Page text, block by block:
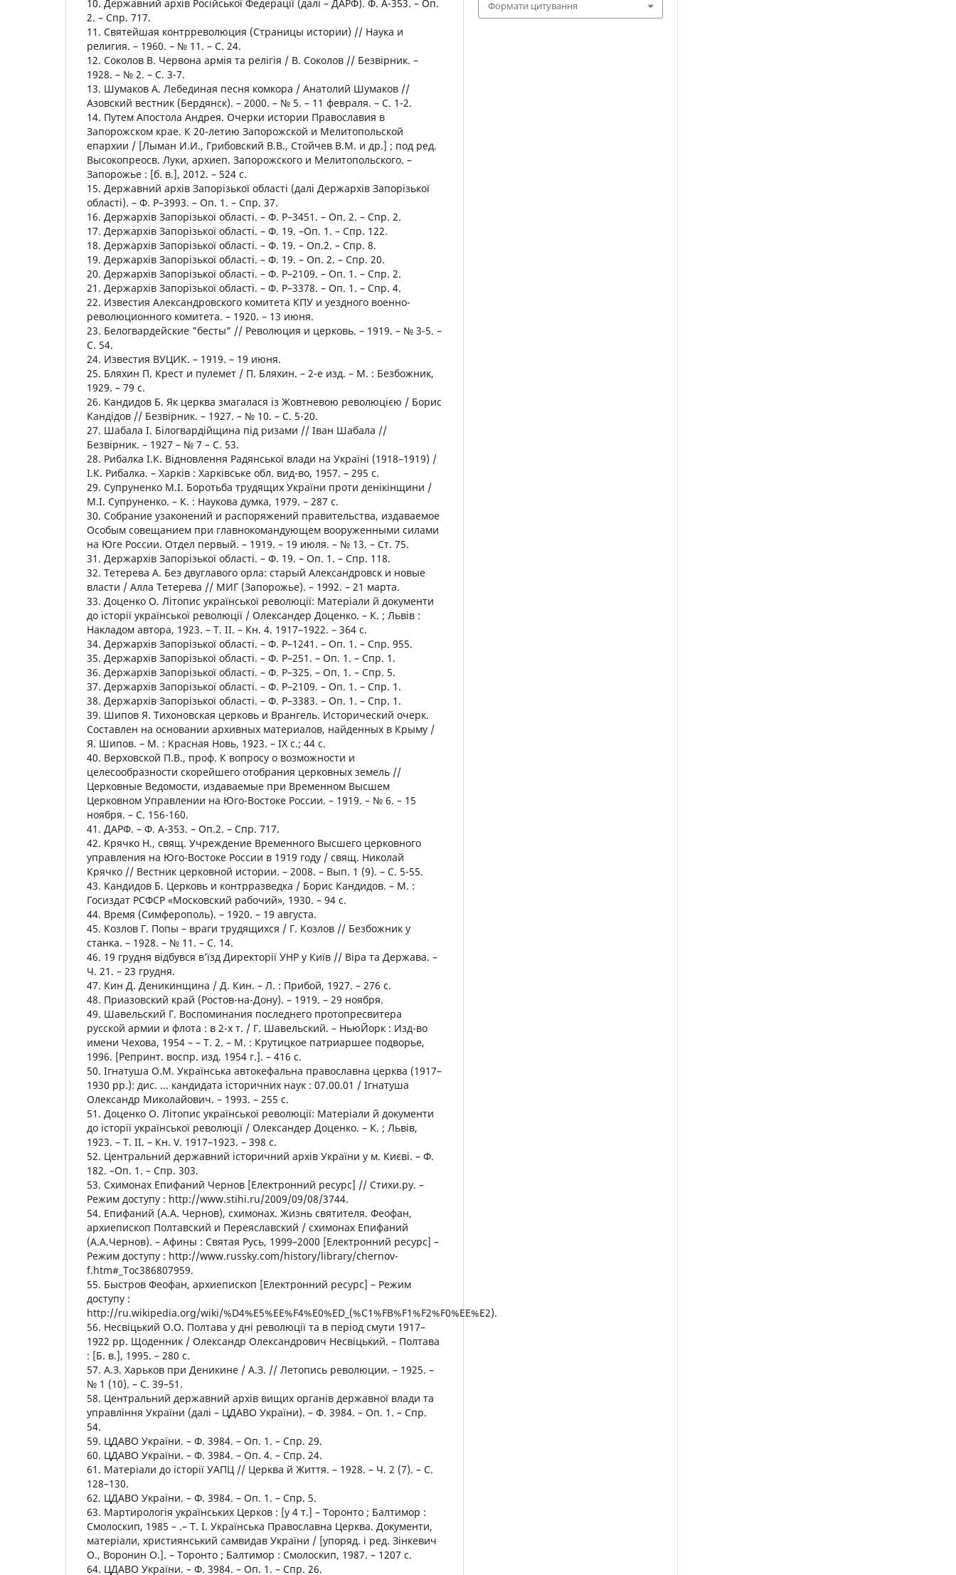
10. Державний архів Російської Федерації (далі – ДАРФ). Ф. А-353. – Оп.
2. – Спр. 717.
11. Святейшая контрреволюция (Страницы истории) // Наука и
религия. – 1960. – № 11. – С. 24.
12. Соколов В. Червона армія та релігія / В. Соколов // Безвірник. –
1928. – № 2. – С. 3-7.
13. Шумаков А. Лебединая песня комкора / Анатолий Шумаков //
Азовский вестник (Бердянск). – 2000. – № 5. – 11 февраля. – С. 1-2.
14. Путем Апостола Андрея. Очерки истории Православия в
Запорожском крае. К 20-летию Запорожской и Мелитопольской
епархии / [Лыман И.И., Грибовский В.В., Стойчев В.М. и др.] ; под ред.
Высокопреосв. Луки, архиеп. Запорожского и Мелитопольского. –
Запорожье : [б. в.], 2012. – 524 с.
15. Державний архів Запорізької області (далі Держархів Запорізької
області). – Ф. Р–3993. – Оп. 1. – Спр. 37.
16. Держархів Запорізької області. – Ф. Р–3451. – Оп. 2. – Спр. 2.
17. Держархів Запорізької області. – Ф. 19. –Оп. 1. – Спр. 122.
18. Держархів Запорізької області. – Ф. 19. – Оп.2. – Спр. 8.
19. Держархів Запорізької області. – Ф. 19. – Оп. 2. – Спр. 20.
20. Держархів Запорізької області. – Ф. Р–2109. – Оп. 1. – Спр. 2.
21. Держархів Запорізької області. – Ф. Р–3378. – Оп. 1. – Спр. 4.
22. Известия Александровского комитета КПУ и уездного военно-
революционного комитета. – 1920. – 13 июня.
23. Белогвардейские "бесты" // Революция и церковь. – 1919. – № 3-5. –
С. 54.
24. Известия ВУЦИК. – 1919. – 19 июня.
25. Бляхин П. Крест и пулемет / П. Бляхин. – 2-е изд. – М. : Безбожник,
1929. – 79 с.
26. Кандидов Б. Як церква змагалася із Жовтневою революцією / Борис
Кандідов // Безвірник. – 1927. – № 10. – С. 5-20.
27. Шабала І. Білогвардійщина під ризами // Іван Шабала //
Безвірник. – 1927 – № 7 – С. 53.
28. Рибалка І.К. Відновлення Радянської влади на Україні (1918–1919) /
І.К. Рибалка. – Харків : Харківське обл. вид-во, 1957. – 295 с.
29. Супруненко М.І. Боротьба трудящих України проти денікінщини /
М.І. Супруненко. – К. : Наукова думка, 1979. – 287 с.
30. Собрание узаконений и распоряжений правительства, издаваемое
Особым совещанием при главнокомандующем вооруженными силами
на Юге России. Отдел первый. – 1919. – 19 июля. – № 13. – Ст. 75.
31. Держархів Запорізької області. – Ф. 19. – Оп. 1. – Спр. 118.
32. Тетерева А. Без двуглавого орла: старый Александровск и новые
власти / Алла Тетерева // МИГ (Запорожье). – 1992. – 21 марта.
33. Доценко О. Літопис української революції: Матеріали й документи
до історії української революції / Олександер Доценко. – К. ; Львів :
Накладом автора, 1923. – Т. ІІ. – Кн. 4. 1917–1922. – 364 с.
34. Держархів Запорізької області. – Ф. Р–1241. – Оп. 1. – Спр. 955.
35. Держархів Запорізької області. – Ф. Р–251. – Оп. 1. – Спр. 1.
36. Держархів Запорізької області. – Ф. Р–325. – Оп. 1. – Спр. 5.
37. Держархів Запорізької області. – Ф. Р–2109. – Оп. 1. – Спр. 1.
38. Держархів Запорізької області. – Ф. Р–3383. – Оп. 1. – Спр. 1.
39. Шипов Я. Тихоновская церковь и Врангель. Исторический очерк.
Составлен на основании архивных материалов, найденных в Крыму /
Я. Шипов. – М. : Красная Новь, 1923. – ІХ с.; 44 с.
40. Верховской П.В., проф. К вопросу о возможности и
целесообразности скорейшего отобрания церковных земель //
Церковные Ведомости, издаваемые при Временном Высшем
Церковном Управлении на Юго-Востоке России. – 1919. – № 6. – 15
ноября. – С. 156-160.
41. ДАРФ. – Ф. А-353. – Оп.2. – Спр. 717.
42. Крячко Н., свящ. Учреждение Временного Высшего церковного
управления на Юго-Востоке России в 1919 году / свящ. Николай
Крячко // Вестник церковной истории. – 2008. – Вып. 1 (9). – С. 5-55.
43. Кандидов Б. Церковь и контрразведка / Борис Кандидов. – М. :
Госиздат РСФСР «Московский рабочий», 1930. – 94 с.
44. Время (Симферополь). – 1920. – 19 августа.
45. Козлов Г. Попы – враги трудящихся / Г. Козлов // Безбожник у
станка. – 1928. – № 11. – С. 14.
46. 19 грудня відбувся в’їзд Директорії УНР у Київ // Віра та Держава. –
Ч. 21. – 23 грудня.
47. Кин Д. Деникинщина / Д. Кин. – Л. : Прибой, 1927. – 276 с.
48. Приазовский край (Ростов-на-Дону). – 1919. – 29 ноября.
49. Шавельский Г. Воспоминания последнего протопресвитера
русской армии и флота : в 2-х т. / Г. Шавельский. – НьюЙорк : Изд-во
имени Чехова, 1954 – – Т. 2. – М. : Крутицкое патриаршее подворье,
1996. [Репринт. воспр. изд. 1954 г.]. – 416 с.
50. Ігнатуша О.М. Українська автокефальна православна церква (1917–
1930 рр.): дис. ... кандидата історичних наук : 07.00.01 / Ігнатуша
Олександр Миколайович. – 1993. – 255 с.
51. Доценко О. Літопис української революції: Матеріали й документи
до історії української революції / Олександер Доценко. – К. ; Львів,
1923. – Т. ІІ. – Кн. V. 1917–1923. – 398 с.
52. Центральний державний історичний архів України у м. Києві. – Ф.
182. –Оп. 1. – Спр. 303.
53. Схимонах Епифаний Чернов [Електронний ресурс] // Стихи.ру. –
Режим доступу : http://www.stihi.ru/2009/09/08/3744.
54. Епифаний (А.А. Чернов), схимонах. Жизнь святителя. Феофан,
архиепископ Полтавский и Переяславский / схимонах Епифаний
(А.А.Чернов). – Афины : Святая Русь, 1999–2000 [Електронний ресурс] –
Режим доступу : http://www.russky.com/history/library/chernov-
f.htm#_Toc386807959.
55. Быстров Феофан, архиепископ [Електронний ресурс] – Режим
доступу :
http://ru.wikipedia.org/wiki/%D4%E5%EE%F4%E0%ED_(%C1%FB%F1%F2%F0%EE%E2).
56. Несвіцький О.О. Полтава у дні революції та в період смути 1917–
1922 рр. Щоденник / Олександр Олександрович Несвіцький. – Полтава
: [Б. в.], 1995. – 280 с.
57. А.З. Харьков при Деникине / А.З. // Летопись революции. – 1925. –
№ 1 (10). – С. 39–51.
58. Центральний державний архів вищих органів державної влади та
управління України (далі – ЦДАВО України). – Ф. 3984. – Оп. 1. – Спр.
54.
59. ЦДАВО України. – Ф. 3984. – Оп. 1. – Спр. 29.
60. ЦДАВО України. – Ф. 3984. – Оп. 4. – Спр. 24.
61. Матеріали до історії УАПЦ // Церква й Життя. – 1928. – Ч. 2 (7). – С.
128–130.
62. ЦДАВО України. – Ф. 3984. – Оп. 1. – Спр. 5.
63. Мартирологія українських Церков : [у 4 т.] – Торонто ; Балтимор :
Смолоскип, 1985 – .– Т. І. Українська Православна Церква. Документи,
матеріали, християнський самвидав України / [упоряд. і ред. Зінкевич
О., Воронин О.]. – Торонто ; Балтимор : Смолоскип, 1987. – 1207 с.
64. ЦДАВО України. – Ф. 3984. – Оп. 1. – Спр. 26.
Формати цитування